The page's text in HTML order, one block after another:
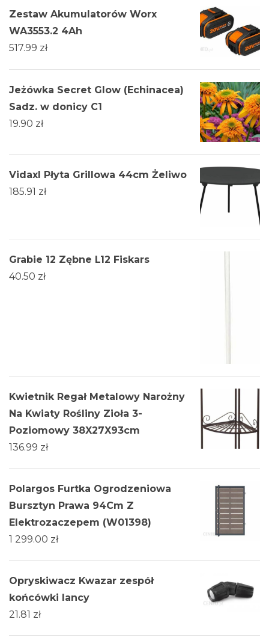
Zestaw Akumulatorów Worx
WA3553.2 4Ah
517.99 zł
Jeżówka Secret Glow (Echinacea)
Sadz. w donicy C1
19.90 zł
Vidaxl Płyta Grillowa 44cm Żeliwo
185.91 zł
Grabie 12 Zębne L12 Fiskars
40.50 zł
Kwietnik Regał Metalowy Narożny
Na Kwiaty Rośliny Zioła 3-
Poziomowy 38X27X93cm
136.99 zł
Polargos Furtka Ogrodzeniowa
Bursztyn Prawa 94Cm Z
Elektrozaczepem (W01398)
1 299.00 zł
Opryskiwacz Kwazar zespół
końcówki lancy
21.81 zł